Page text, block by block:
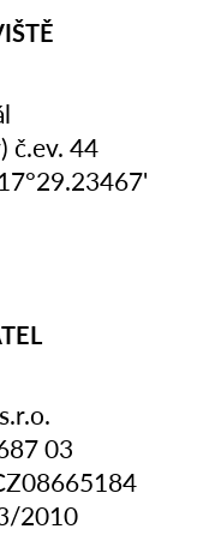
č.ev. 44
03
2010